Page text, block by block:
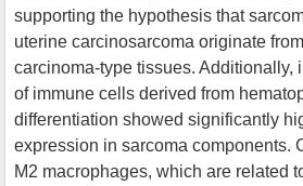
supporting the hypothesis that
uterine carcinosarcoma originate
carcinoma-type tissues. Additionally,
of immune cells derived from
differentiation showed significantly
expression in sarcoma components.
M2 macrophages, which are related